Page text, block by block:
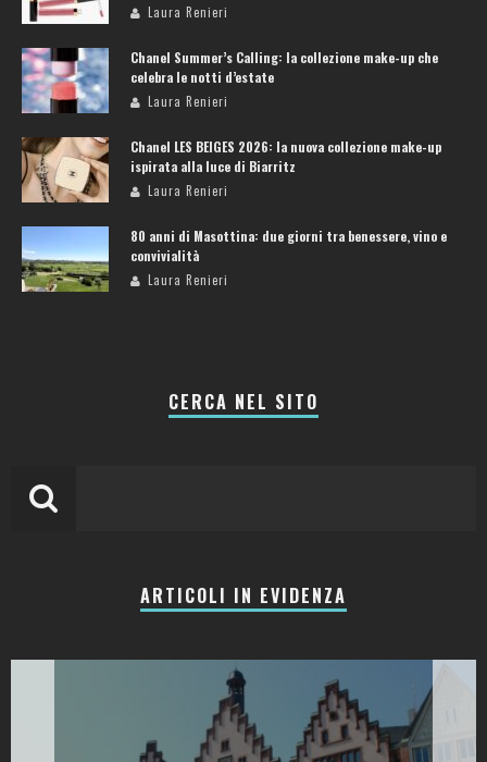
Laura Renieri
Chanel Summer’s Calling: la collezione make-up che
celebra le notti d’estate
Laura Renieri
Chanel LES BEIGES 2026: la nuova collezione make-up
ispirata alla luce di Biarritz
Laura Renieri
80 anni di Masottina: due giorni tra benessere, vino e
convivialità
Laura Renieri
CERCA NEL SITO
ARTICOLI IN EVIDENZA